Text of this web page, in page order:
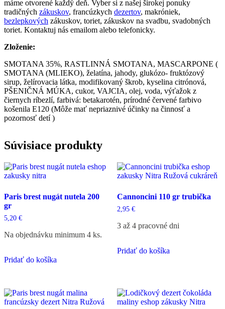
máme otvorené každý deň. Vyber si z našej širokej ponuky
tradičných zákuskov, francúzkych dezertov, makróniek,
bezlepkových zákuskov, toriet, zákuskov na svadbu, svadobných
toriet. Kontaktuj nás emailom alebo telefonicky.
Zloženie:
SMOTANA 35%, RASTLINNÁ SMOTANA, MASCARPONE (
SMOTANA (MLIEKO), želatína, jahody, glukózo- fruktózový
sirup, želírovacia látka, modifikovaný škrob, kyselina citrónová,
PŠENIČNÁ MÚKA, cukor, VAJCIA, olej, voda, výťažok z
čiernych ríbezlí, farbivá: betakarotén, prírodné červené farbivo
košenila E120 (Môže mať nepriaznivé účinky na činnosť a
pozornosť detí )
Súvisiace produkty
Paris brest nugát nutela 200
gr
5,20 €
Na objednávku minimum 4 ks.
Pridať do košíka
Cannoncini 110 gr trubička
2,95 €
3 až 4 pracovné dni
Pridať do košíka